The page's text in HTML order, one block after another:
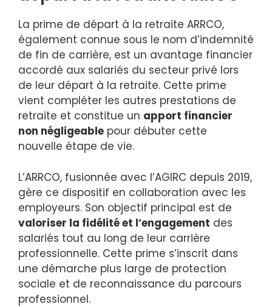
La prime de départ à la retraite ARRCO,
également connue sous le nom d’indemnité
de fin de carrière, est un avantage financier
accordé aux salariés du secteur privé lors
de leur départ à la retraite. Cette prime
vient compléter les autres prestations de
retraite et constitue un apport financier
non négligeable pour débuter cette
nouvelle étape de vie.
L’ARRCO, fusionnée avec l’AGIRC depuis 2019,
gère ce dispositif en collaboration avec les
employeurs. Son objectif principal est de
valoriser la fidélité et l’engagement des
salariés tout au long de leur carrière
professionnelle. Cette prime s’inscrit dans
une démarche plus large de protection
sociale et de reconnaissance du parcours
professionnel.